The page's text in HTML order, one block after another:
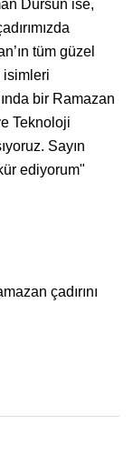
Dursun ise,
tüm güzel
isimleri
bir Ramazan
Teknoloji
Sayın
ediyorum"